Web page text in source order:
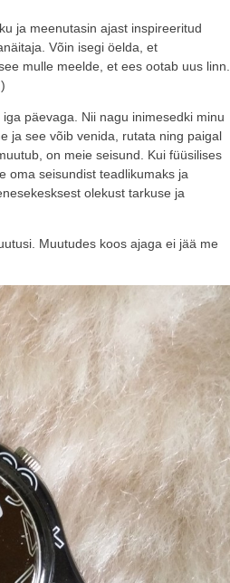
ja meenutasin ajast inspireeritud
Võin isegi öelda, et
mulle meelde, et ees ootab uus linn.
päevaga. Nii nagu inimesedki minu
ja see võib venida, rutata ning paigal
on meie seisund. Kui füüsilises
oma seisundist teadlikumaks ja
olekust tarkuse ja
Muutudes koos ajaga ei jää me